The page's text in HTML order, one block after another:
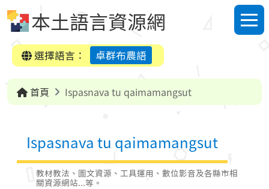
本土語言資源網
選單
選擇語言：
卓群布農語
首頁 Ispasnava tu qaimamangsut
Ispasnava tu qaimamangsut
教材教法、圖文資源、工具運用、數位影音及各縣市相
關資源網站...等。